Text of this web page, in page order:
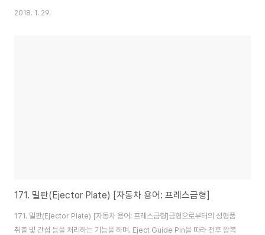
2018. 1. 29.
171. 밀판(Ejector Plate) [자동차 용어: 프레스금형]
171. 밀판(Ejector Plate) [자동차 용어: 프레스금형]금형으로부터의 성형품
취출 및 간섭 등을 처리하는 기능을 하며. Eject Guide Pin을 따라 전후 왕복